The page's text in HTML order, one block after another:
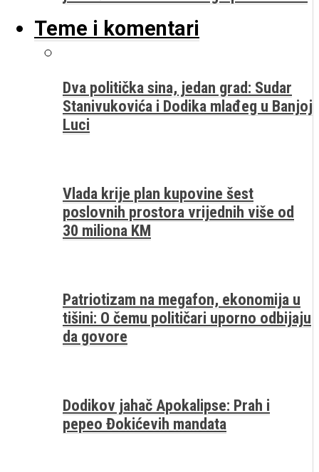
Teme i komentari
Dva politička sina, jedan grad: Sudar
Stanivukovića i Dodika mlađeg u Banjoj
Luci
Vlada krije plan kupovine šest
poslovnih prostora vrijednih više od
30 miliona KM
Patriotizam na megafon, ekonomija u
tišini: O čemu političari uporno odbijaju
da govore
Dodikov jahač Apokalipse: Prah i
pepeo Đokićevih mandata